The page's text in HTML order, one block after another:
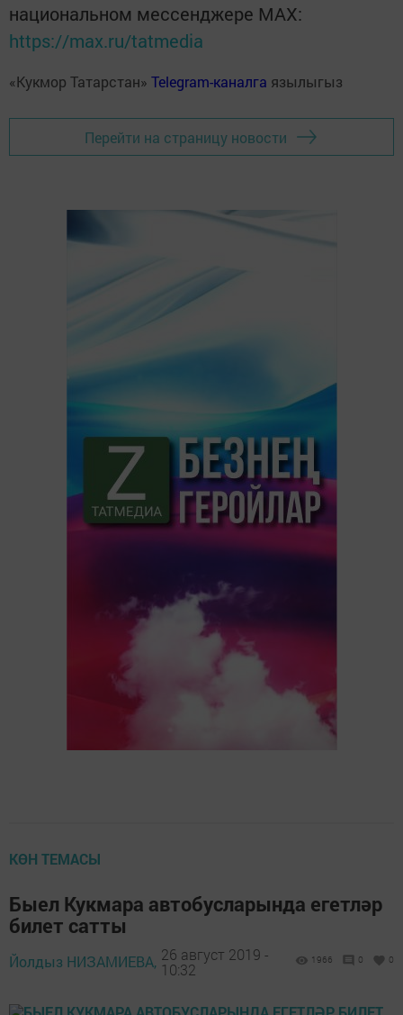
национальном мессенджере MАХ:
https://max.ru/tatmedia
«Кукмор Татарстан» Telegram-каналга язылыгыз
Перейти на страницу новости
КӨН ТЕМАСЫ
Быел Кукмара автобусларында егетләр
билет сатты
Йолдыз НИЗАМИЕВА, 26 август 2019 -
10:32
1966 0 0